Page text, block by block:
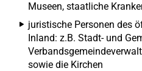
Museen, staatliche
juristische Personen des
Inland: z.B. Stadt- und
sowie die Kirchen